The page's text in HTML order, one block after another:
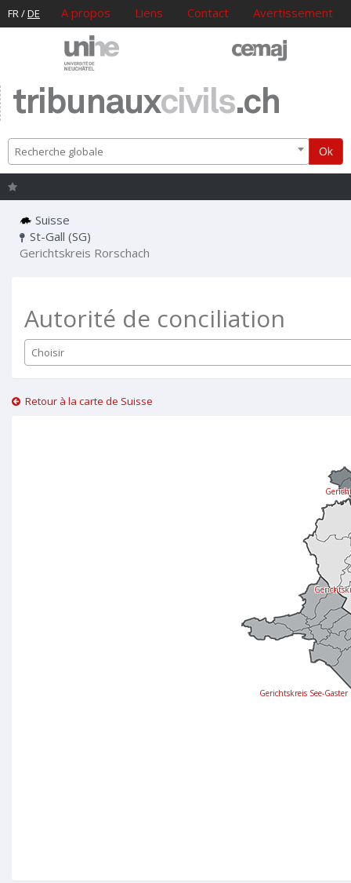
FR/DE A propos Liens Contact Avertissement
tribunauxcivils.ch
Recherche globale Ok
Suisse
St-Gall (SG)
Gerichtskreis Rorschach
Autorité de conciliation
Choisir
Retour à la carte de Suisse
Gerichtskreis See-Gaster